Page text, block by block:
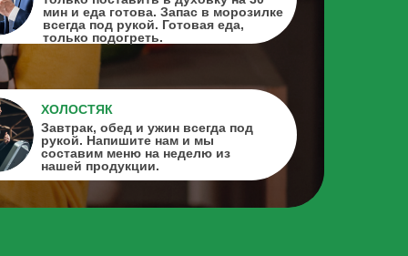
мин и еда готова. Запас в морозилке
всегда под рукой. Готовая еда,
только подогреть.
ХОЛОСТЯК
Завтрак, обед и ужин всегда под
рукой. Напишите нам и мы
составим меню на неделю из
нашей продукции.